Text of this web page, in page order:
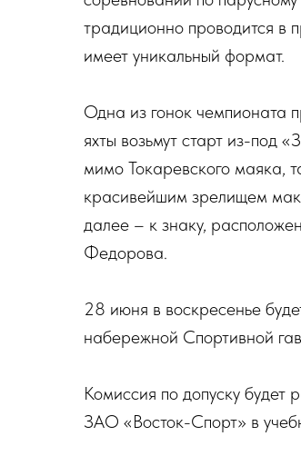
традиционно проводится в
имеет уникальный формат.
Одна из гонок чемпионата
яхты возьмут старт из-под
мимо Токаревского маяка,
красивейшим зрелищем
далее – к знаку,
Федорова.
28 июня в воскресенье
набережной Спортивной
Комиссия по допуску
ЗАО «Восток-Спорт» в